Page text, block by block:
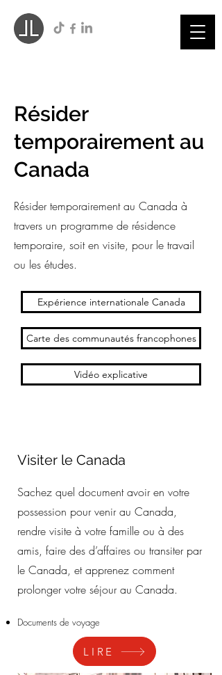
Résider
temporairement au
Canada
Résider temporairement au Canada à
travers un programme de résidence
temporaire, soit en visite, pour le travail
ou les études.
Expérience internationale Canada
Carte des communautés francophones
Vidéo explicative
Visiter le Canada
Sachez quel document avoir en votre
possession pour venir au Canada,
rendre visite à votre famille ou à des
amis, faire des d’affaires ou transiter par
le Canada, et apprenez comment
prolonger votre séjour au Canada.
Documents de voyage
LIRE